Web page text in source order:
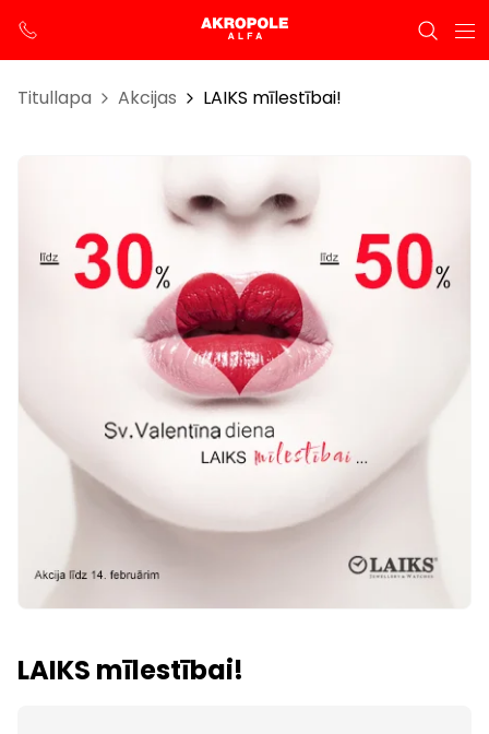
Titullapa Akcijas LAIKS mīlestībai!
LAIKS mīlestībai!